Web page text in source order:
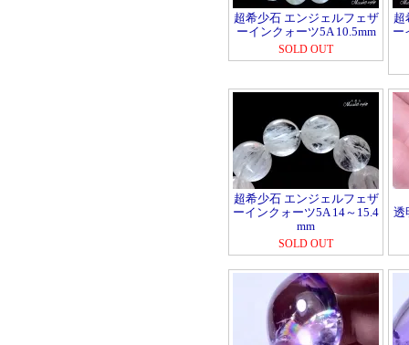
超希少石 エンジェルフェザ
ーインクォーツ5A 10.5mm
SOLD OUT
超
ー
超希少石 エンジェルフェザ
ーインクォーツ5A 14～15.4
mm
SOLD OUT
透